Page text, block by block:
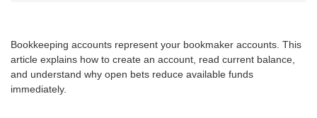
Bookkeeping accounts represent your bookmaker accounts. This
article explains how to create an account, read current balance,
and understand why open bets reduce available funds
immediately.